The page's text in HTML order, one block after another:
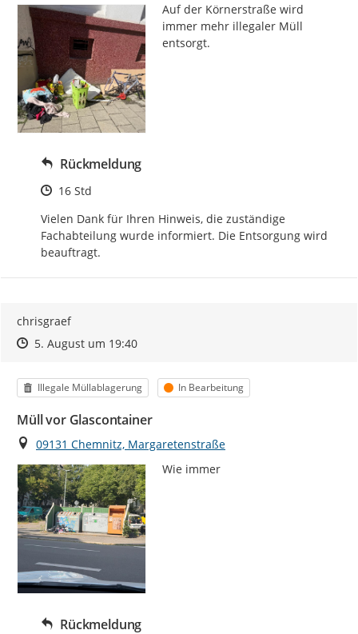
Auf der Körnerstraße wird
immer mehr illegaler Müll
entsorgt.
Rückmeldung
Zeitpunkt des Erstellens
16 Std
Vielen Dank für Ihren Hinweis, die zuständige
Fachabteilung wurde informiert. Die Entsorgung wird
beauftragt.
chrisgraef
Zeitpunkt des Erstellens
Zeitpunkt des Erstellens
5. August um 19:40Zur Äußerung
Kategorie
Illegale Müllablagerung Status
In Bearbeitung
Müll vor Glascontainer
Ort
09131 Chemnitz, Margaretenstraße
Wie immer
Rückmeldung